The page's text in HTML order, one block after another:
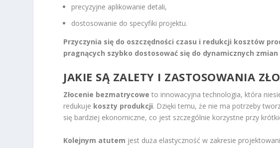
precyzyjne aplikowanie detali,
dostosowanie do specyfiki projektu.
Przyczynia się do oszczędności czasu i redukcji kosztów
pragnących szybko dostosować się do dynamicznych zmian
JAKIE SĄ ZALETY I ZASTOSOWANIA
Złocenie bezmatrycowe to innowacyjna technologia, która
redukuje koszty produkcji. Dzięki temu, że nie ma potrzeby
się bardziej ekonomiczne, co jest szczególnie korzystne przy
Kolejnym atutem jest duża elastyczność w zakresie